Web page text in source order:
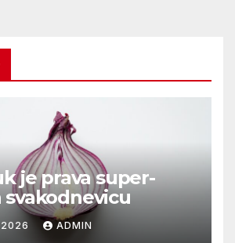
je prava super-
svakodnevicu
ADMIN